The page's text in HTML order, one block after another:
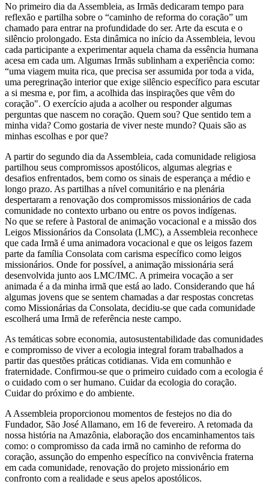
No primeiro dia da Assembleia, as Irmãs dedicaram tempo para
reflexão e partilha sobre o “caminho de reforma do coração” um
chamado para entrar na profundidade do ser. Arte da escuta e o
silêncio prolongado. Esta dinâmica no início da Assembleia, levou
cada participante a experimentar aquela chama da essência humana
acesa em cada um. Algumas Irmãs sublinham a experiência como:
“uma viagem muita rica, que precisa ser assumida por toda a vida,
uma peregrinação interior que exige silêncio específico para escutar
a si mesma e, por fim, a acolhida das inspirações que vêm do
coração". O exercício ajuda a acolher ou responder algumas
perguntas que nascem no coração. Quem sou? Que sentido tem a
minha vida? Como gostaria de viver neste mundo? Quais são as
minhas escolhas e por que?
A partir do segundo dia da Assembleia, cada comunidade religiosa
partilhou seus compromissos apostólicos, algumas alegrias e
desafios enfrentados, bem como os sinais de esperança a médio e
longo prazo. As partilhas a nível comunitário e na plenária
despertaram a renovação dos compromissos missionários de cada
comunidade no contexto urbano ou entre os povos indígenas.
No que se refere à Pastoral de animação vocacional e a missão dos
Leigos Missionários da Consolata (LMC), a Assembleia reconhece
que cada Irmã é uma animadora vocacional e que os leigos fazem
parte da família Consolata com carisma específico como leigos
missionários. Onde for possível, a animação missionária será
desenvolvida junto aos LMC/IMC. A primeira vocação a ser
animada é a da minha irmã que está ao lado. Considerando que há
algumas jovens que se sentem chamadas a dar respostas concretas
como Missionárias da Consolata, decidiu-se que cada comunidade
escolherá uma Irmã de referência neste campo.
As temáticas sobre economia, autosustentabilidade das comunidades
e compromisso de viver a ecologia integral foram trabalhados a
partir das questões práticas cotidianas. Vida em comunhão e
fraternidade. Confirmou-se que o primeiro cuidado com a ecologia é
o cuidado com o ser humano. Cuidar da ecologia do coração.
Cuidar do próximo e do ambiente.
A Assembleia proporcionou momentos de festejos no dia do
Fundador, São José Allamano, em 16 de fevereiro. A retomada da
nossa história na Amazônia, elaboração dos encaminhamentos tais
como: o compromisso da cada irmã no caminho de reforma do
coração, assunção do empenho específico na convivência fraterna
em cada comunidade, renovação do projeto missionário em
confronto com a realidade e seus apelos apostólicos.